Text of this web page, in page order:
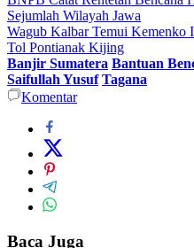
Sejumlah Wilayah Jawa
Wagub Kalbar Temui Kemenko
Tol Pontianak Kijing
Banjir Sumatera Bantuan
Saifullah Yusuf Tagana
Komentar
Baca Juga